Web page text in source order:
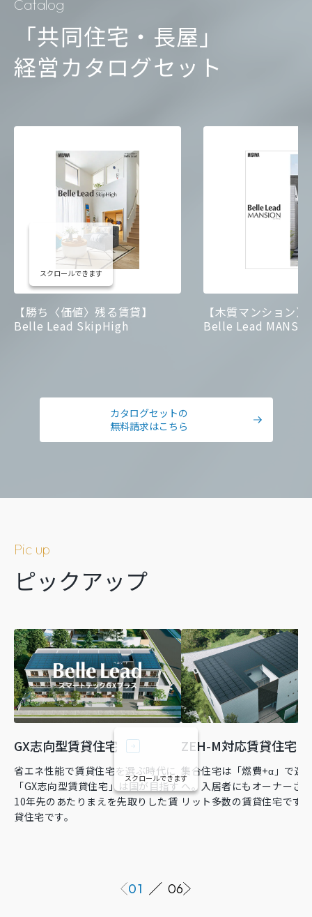
Catalog
「共同住宅・長屋」
経営カタログセット
【勝ち〈価値〉残る賃貸】
Belle Lead SkipHigh
【木質マンション】
Belle Lead
スクロールできます
カタログセットの
無料請求はこちら
Pic up
ピックアップ
GX志向型賃貸住宅
省エネ性能で賃貸住宅を選ぶ時代に
「GX志向型賃貸住宅」は国が目指す
10年先のあたりまえを先取りした賃
貸住宅です。
ZEH-M対応賃貸住宅
集合住宅は「燃費+α」で選
へ。入居者にもオーナーさ
リット多数の賃貸住宅です。
スクロールできます
01 06